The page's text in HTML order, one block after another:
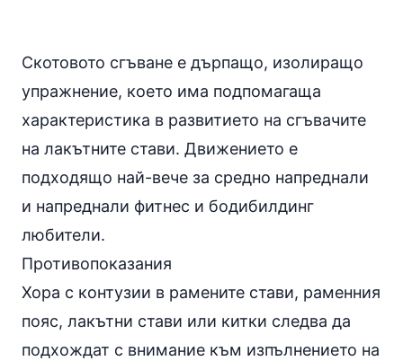
Скотовото сгъване е дърпащо, изолиращо
упражнение, което има подпомагаща
характеристика в развитието на сгъвачите
на лакътните стави. Движението е
подходящо най-вече за средно напреднали
и напреднали фитнес и бодибилдинг
любители.
Противопоказания
Хора с контузии в рамените стави, раменния
пояс, лакътни стави или китки следва да
подхождат с внимание към изпълнението на